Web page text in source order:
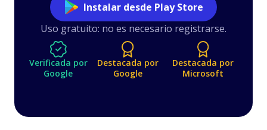
Build
The Honest
IKEA
ThriftBooks
Petco
Instalar desde Play Store
Uso gratuito: no es necesario registrarse.
Verificada por
Google
Destacada por
Google
Destacada por
Microsoft